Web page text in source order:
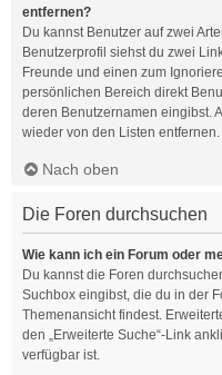
entfernen?
Du kannst Benutzer auf zwei
Benutzerprofil siehst du zwei
Freunde und einen zum
persönlichen Bereich direkt
deren Benutzernamen eingibst.
wieder von den Listen entfernen.
Nach oben
Die Foren durchsuchen
Wie kann ich ein Forum oder
Du kannst die Foren
Suchbox eingibst, die du in der
Themenansicht findest.
den „Erweiterte Suche“-Link
verfügbar ist.